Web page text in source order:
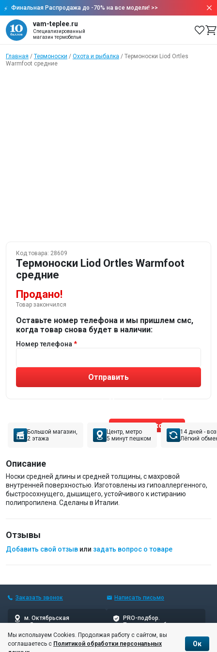
Финальная Распродажа до -70% на все модели! >>
vam-teplee.ru
Специализированный
магазин термобелья
Главная / Термоноски / Охота и рыбалка / Термоноски Liod Ortles
Warmfoot средние
Код товара: 28609
Термоноски Liod Ortles Warmfoot
средние
Продано!
Товар закончился
Оставьте номер телефона и мы пришлем смс,
когда товар снова будет в наличии:
Номер телефона
Отправить
Позвонить эксперту
Большой магазин,
2 этажа
Центр, метро
5 минут пешком
14 дней -
Лёгкий
Описание
Носки средней длины и средней толщины, с махровой
внутренней поверхностью. Изготовлены из гипоаллергенного,
быстросохнущего, дышищего, устойчивого к истиранию
полипропилена. Сделаны в Италии.
Отзывы
Добавить свой отзыв или задать вопрос о товаре
Заказать звонок Написать письмо
м. Октябрьская
5 мин пешком
PRO-подбор.
Проверенные бренды
© 10баллов, 2006–2026
Мы используем Cookies. Продолжая работу с сайтом, вы
соглашаетесь с Политикой обработки персональных
Ок